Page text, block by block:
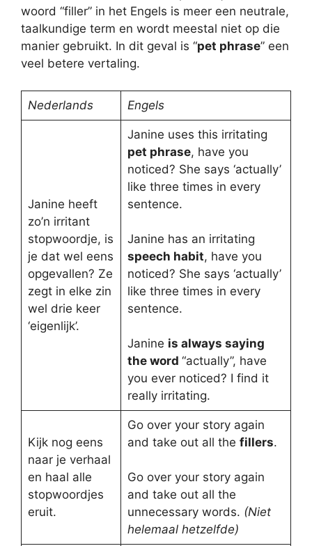
woord “filler” in het Engels is meer een neutrale,
taalkundige term en wordt meestal niet op die
manier gebruikt. In dit geval is “pet phrase” een
veel betere vertaling.
Nederlands Engels
Janine heeft
zo’n irritant
stopwoordje, is
je dat wel eens
opgevallen? Ze
zegt in elke zin
wel drie keer
‘eigenlijk’.
Janine uses this irritating
pet phrase, have you
noticed? She says ‘actually’
like three times in every
sentence.
Janine has an irritating
speech habit, have you
noticed? She says ‘actually’
like three times in every
sentence.
Janine is always saying
the word “actually”, have
you ever noticed? I find it
really irritating.
Kijk nog eens
naar je verhaal
en haal alle
stopwoordjes
eruit.
Go over your story again
and take out all the fillers.
Go over your story again
and take out all the
unnecessary words. (Niet
helemaal hetzelfde)